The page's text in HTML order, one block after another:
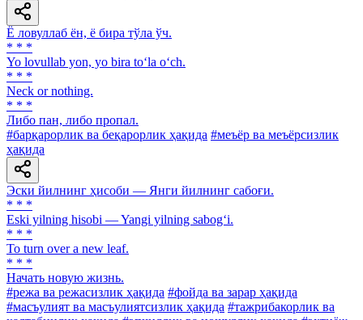
Ё ловуллаб ён, ё бира тўла ўч.
* * *
Yo lovullab yon, yo bira to‘la o‘ch.
* * *
Neck or nothing.
* * *
Либо пан, либо пропал.
#барқарорлик ва беқарорлик ҳақида #меъёр ва меъёрсизлик
ҳақида
Эски йилнинг ҳисоби — Янги йилнинг сабоғи.
* * *
Eski yilning hisobi — Yangi yilning sabog‘i.
* * *
To turn over a new leaf.
* * *
Начать новую жизнь.
#режа ва режасизлик ҳақида #фойда ва зарар ҳақида
#масъулият ва масъулиятсизлик ҳақида #тажрибакорлик ва